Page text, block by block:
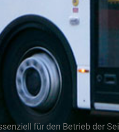
für den Betrieb der